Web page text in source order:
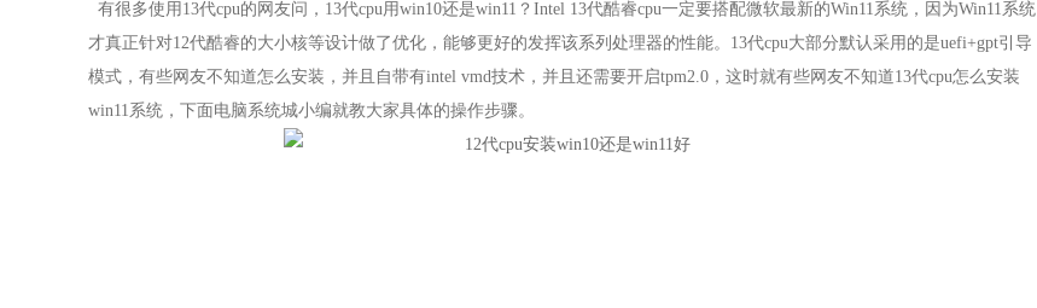
有很多使用13代cpu的网友问，13代cpu用win10还是win11？ Intel 13代酷睿cpu一定要搭配微软最新的Win11系统，因为Win11系统
才真正针对12代酷睿的大小核等设计做了优化，能够更好的发挥该系列处理器的性能。 13代cpu大部分默认采用的是uefi+gpt引导
模式，有些网友不知道怎么安装，并且自带有intel vmd技术，并且还需要开启tpm2.0，这时就有些网友不知道13代cpu怎么安装
win11系统，下面电脑系统城小编就教大家具体的操作步骤。